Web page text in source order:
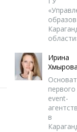
Ирина
первого
event-
в